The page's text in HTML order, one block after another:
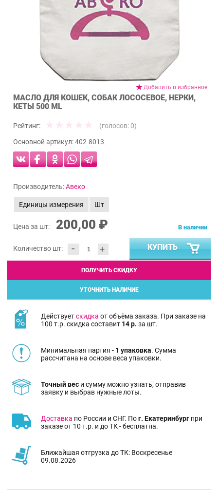
Добавить в избранное
МАСЛО ДЛЯ КОШЕК, СОБАК ЛОСОСЕВОЕ, НЕРКИ,
КЕТЫ 500 ML
Рейтинг: (голосов: 0)
Основной артикул:402-8013
Производитель:Авеко
Единицы измерения Шт
Цена за шт: 200,00 ₽
Количество шт: - +
В наличии
КУПИТЬ
ПОЛУЧИТЬ СКИДКУ
УТОЧНИТЬ НАЛИЧИЕ
Действуетскидка от объёма заказа. При заказе на
100 т.р. скидка составит 14 р. за шт.
Минимальная партия - 1 упаковка. Сумма
рассчитана на основе веса упаковки.
Точный вес и сумму можно узнать, отправив
заявку и выбрав нужные лоты.
Доставка по России и СНГ. Пог. Екатеринбург при
заказе от 10 т.р. и до ТК - бесплатна.
Ближайшая отгрузка до ТК: Воскресенье
09.08.2026